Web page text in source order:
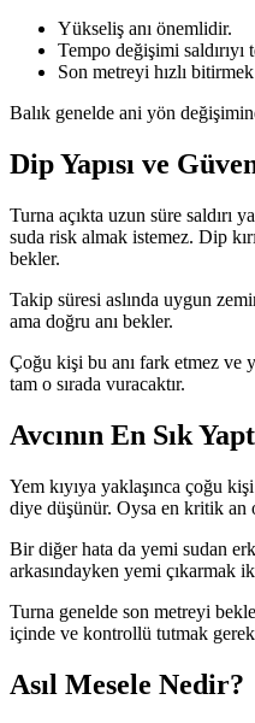
Yükseliş anı önemlidir.
Tempo değişimi saldırıyı
Son metreyi hızlı
Balık genelde ani yön
Dip Yapısı ve
Turna açıkta uzun süre saldırı
suda risk almak istemez. Dip
bekler.
Takip süresi aslında uygun
ama doğru anı bekler.
Çoğu kişi bu anı fark etmez ve
tam o sırada vuracaktır.
Avcının En Sık
Yem kıyıya yaklaşınca çoğu
diye düşünür. Oysa en kritik an
Bir diğer hata da yemi sudan
arkasındayken yemi çıkarmak
Turna genelde son metreyi
içinde ve kontrollü tutmak
Asıl Mesele Nedir?